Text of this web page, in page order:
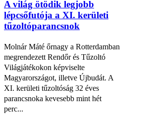
A világ ötödik legjobb
lépcsőfutója a XI. kerületi
tűzoltóparancsnok
Molnár Máté őrnagy a Rotterdamban
megrendezett Rendőr és Tűzoltó
Világjátékokon képviselte
Magyarországot, illetve Újbudát. A
XI. kerületi tűzoltóság 32 éves
parancsnoka kevesebb mint hét
perc...